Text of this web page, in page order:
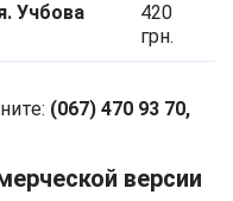
Учбова
420
грн.
(067) 470 93 70,
версии